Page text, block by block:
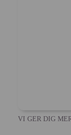
VI GER DIG